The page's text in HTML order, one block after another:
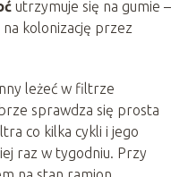
utrzymuje się na gumie –
kolonizację przez
leżeć w filtrze
sprawdza się prosta
co kilka cykli i jego
raz w tygodniu. Przy